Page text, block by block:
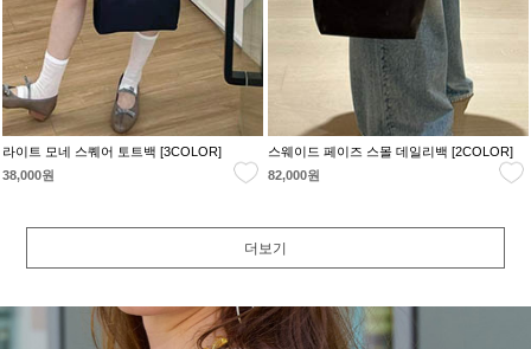
라이트 모네 스퀘어 토트백 [3COLOR]
38,000원
스웨이드 페이즈 스몰 데일리백 [2COLOR]
82,000원
더보기